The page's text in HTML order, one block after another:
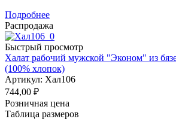
Подробнее
Распродажа
Быстрый просмотр
Халат рабочий мужской "Эконом" из
(100% хлопок)
Артикул: Хал106
744,00 ₽
Розничная цена
Таблица размеров